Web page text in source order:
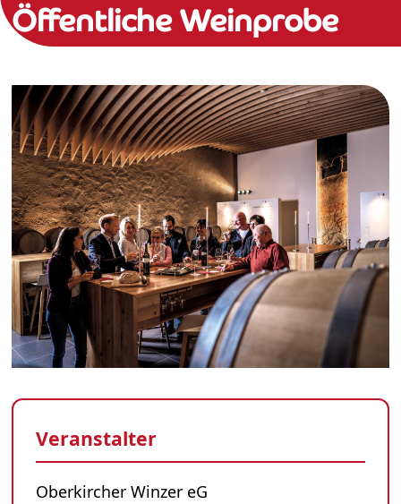
Öffentliche Weinprobe
Veranstalter
Oberkircher Winzer eG